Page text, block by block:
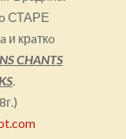
СТАРЕ
крaткo
CHANTS
.